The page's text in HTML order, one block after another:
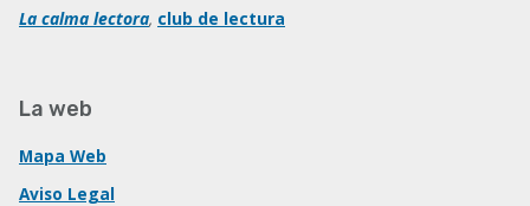
La calma lectora, club de lectura
La web
Mapa Web
Aviso Legal